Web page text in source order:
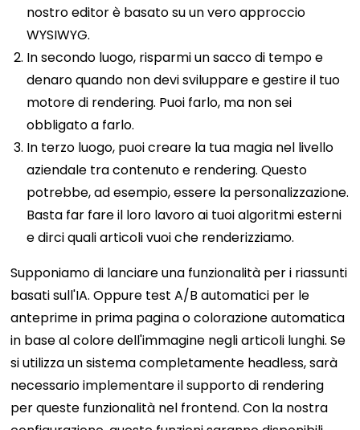
nostro editor è basato su un vero approccio
WYSIWYG.
In secondo luogo, risparmi un sacco di tempo e
denaro quando non devi sviluppare e gestire il tuo
motore di rendering. Puoi farlo, ma non sei
obbligato a farlo.
In terzo luogo, puoi creare la tua magia nel livello
aziendale tra contenuto e rendering. Questo
potrebbe, ad esempio, essere la personalizzazione.
Basta far fare il loro lavoro ai tuoi algoritmi esterni
e dirci quali articoli vuoi che renderizziamo.
Supponiamo di lanciare una funzionalità per i riassunti
basati sull'IA. Oppure test A/B automatici per le
anteprime in prima pagina o colorazione automatica
in base al colore dell'immagine negli articoli lunghi. Se
si utilizza un sistema completamente headless, sarà
necessario implementare il supporto di rendering
per queste funzionalità nel frontend. Con la nostra